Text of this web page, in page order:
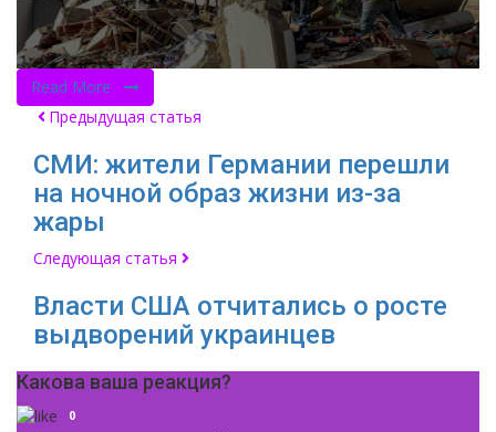
Read More
Предыдущая статья
СМИ: жители Германии перешли
на ночной образ жизни из-за
жары
Следующая статья
Власти США отчитались о росте
выдворений украинцев
Какова ваша реакция?
0